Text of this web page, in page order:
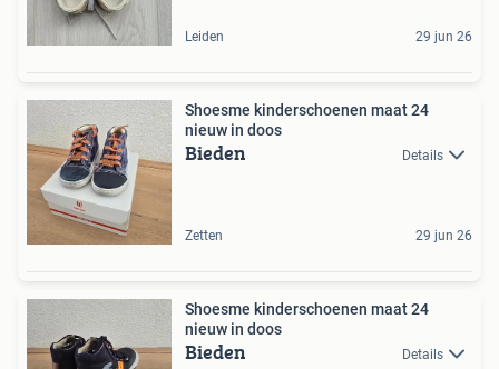
Leiden 29 jun 26
Shoesme kinderschoenen maat 24
nieuw in doos
Bieden Details
Zetten 29 jun 26
Shoesme kinderschoenen maat 24
nieuw in doos
Bieden Details